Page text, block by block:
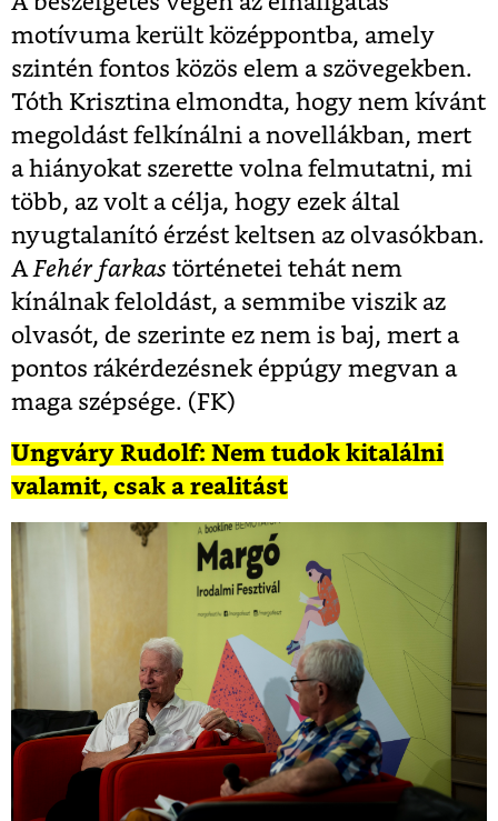
motívuma került középpontba, amely
szintén fontos közös elem a szövegekben.
Tóth Krisztina elmondta, hogy nem kívánt
megoldást felkínálni a novellákban, mert
a hiányokat szerette volna felmutatni, mi
több, az volt a célja, hogy ezek által
nyugtalanító érzést keltsen az olvasókban.
A Fehér farkas történetei tehát nem
kínálnak feloldást, a semmibe viszik az
olvasót, de szerinte ez nem is baj, mert a
pontos rákérdezésnek éppúgy megvan a
maga szépsége. (FK)
Ungváry Rudolf: Nem tudok kitalálni
valamit, csak a realitást